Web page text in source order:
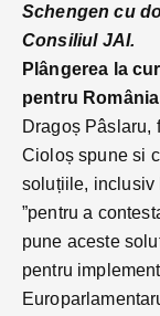
Schengen cu
Consiliul JAI.
Plângerea la
pentru România
Dragoș Pâslaru,
Cioloș spune si
soluțiile, inclusiv
”pentru a
pune aceste
pentru